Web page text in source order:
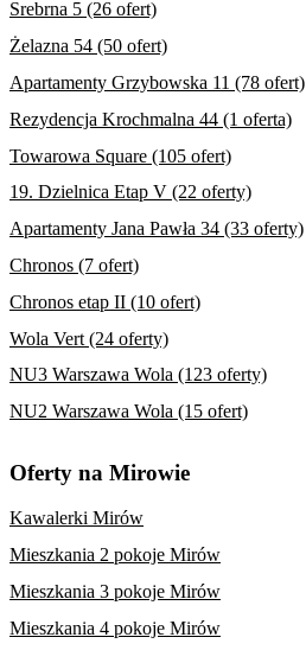
Srebrna 5 (26 ofert)
Żelazna 54 (50 ofert)
Apartamenty Grzybowska 11 (78 ofert)
Rezydencja Krochmalna 44 (1 oferta)
Towarowa Square (105 ofert)
19. Dzielnica Etap V (22 oferty)
Apartamenty Jana Pawła 34 (33 oferty)
Chronos (7 ofert)
Chronos etap II (10 ofert)
Wola Vert (24 oferty)
NU3 Warszawa Wola (123 oferty)
NU2 Warszawa Wola (15 ofert)
Oferty na Mirowie
Kawalerki Mirów
Mieszkania 2 pokoje Mirów
Mieszkania 3 pokoje Mirów
Mieszkania 4 pokoje Mirów